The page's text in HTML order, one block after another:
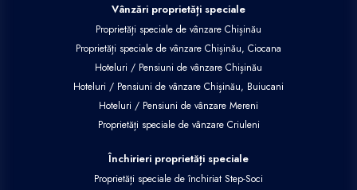
Vânzări proprietăți speciale
Proprietăți speciale de vânzare Chișinău
Proprietăți speciale de vânzare Chișinău, Ciocana
Hoteluri / Pensiuni de vânzare Chișinău
Hoteluri / Pensiuni de vânzare Chișinău, Buiucani
Hoteluri / Pensiuni de vânzare Mereni
Proprietăți speciale de vânzare Criuleni
Închirieri proprietăți speciale
Proprietăți speciale de închiriat Step-Soci